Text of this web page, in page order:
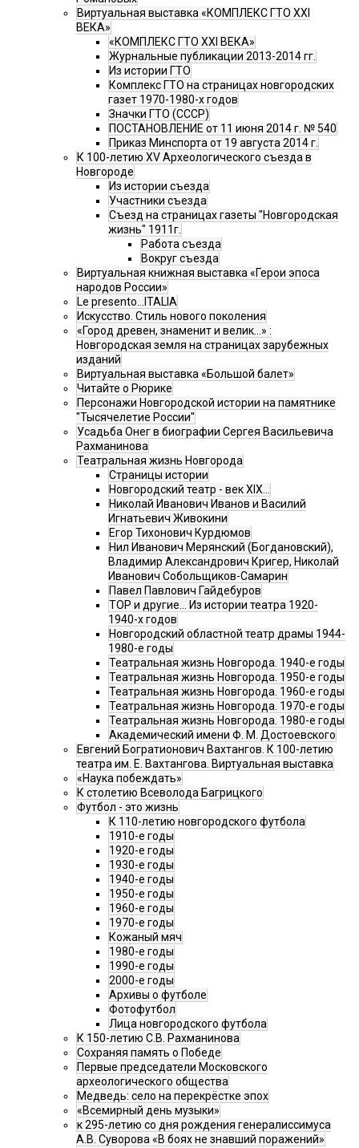
Виртуальная выставка «КОМПЛЕКС ГТО XXI
ВЕКА»
«КОМПЛЕКС ГТО XXI ВЕКА»
Журнальные публикации 2013-2014 гг.
Из истории ГТО
Комплекс ГТО на страницах новгородских
газет 1970-1980-х годов
Значки ГТО (СССР)
ПОСТАНОВЛЕНИЕ от 11 июня 2014 г. № 540
Приказ Минспорта от 19 августа 2014 г.
К 100-летию XV Археологического съезда в
Новгороде
Из истории съезда
Участники съезда
Cъезд на страницах газеты "Новгородская
жизнь" 1911г.
Работа съезда
Вокруг съезда
Виртуальная книжная выставка «Герои эпоса
народов России»
Le presento...ITALIA
Искусство. Стиль нового поколения
«Город древен, знаменит и велик…» :
Новгородская земля на страницах зарубежных
изданий
Виртуальная выставка «Большой балет»
Читайте о Рюрике
Персонажи Новгородской истории на памятнике
"Тысячелетие России"
Усадьба Онег в биографии Сергея Васильевича
Рахманинова
Театральная жизнь Новгорода
Страницы истории
Новгородский театр - век XIX…
Николай Иванович Иванов и Василий
Игнатьевич Живокини
Егор Тихонович Курдюмов
Нил Иванович Мерянский (Богдановский),
Владимир Александрович Кригер, Николай
Иванович Собольщиков-Самарин
Павел Павлович Гайдебуров
ТОР и другие… Из истории театра 1920-
1940-х годов
Новгородский областной театр драмы 1944-
1980-е годы
Театральная жизнь Новгорода. 1940-е годы
Театральная жизнь Новгорода. 1950-е годы
Театральная жизнь Новгорода. 1960-е годы
Театральная жизнь Новгорода. 1970-е годы
Театральная жизнь Новгорода. 1980-е годы
Академический имени Ф. М. Достоевского
Евгений Богратионович Вахтангов. К 100-летию
театра им. Е. Вахтангова. Виртуальная выставка
«Наука побеждать»
К столетию Всеволода Багрицкого
Футбол - это жизнь
К 110-летию новгородского футбола
1910-е годы
1920-е годы
1930-е годы
1940-е годы
1950-е годы
1960-е годы
1970-е годы
Кожаный мяч
1980-е годы
1990-е годы
2000-е годы
Архивы о футболе
Фотофутбол
Лица новгородского футбола
К 150-летию С.В. Рахманинова
Сохраняя память о Победе
Первые председатели Московского
археологического общества
Медведь: село на перекрёстке эпох
«Всемирный день музыки»
к 295-летию со дня рождения генералиссимуса
А.В. Суворова «В боях не знавший поражений»